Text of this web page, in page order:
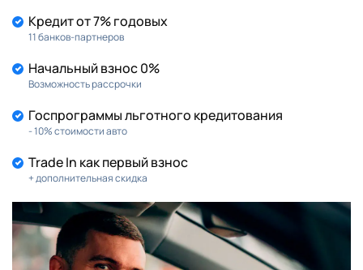
Кредит от 7% годовых
11 банков-партнеров
Начальный взнос 0%
Возможность рассрочки
Госпрограммы льготного кредитования
- 10% стоимости авто
Trade In как первый взнос
+ дополнительная скидка